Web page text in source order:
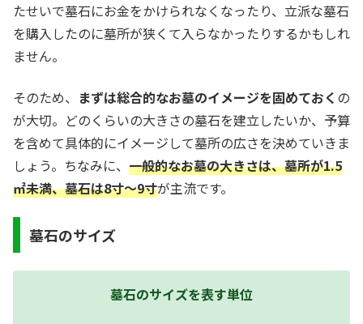
たせいで墓石にお金をかけられなくなったり、立派な墓石
を購入したのに墓所が狭くて入らなかったりするかもしれ
ません。
そのため、 まずは総合的なお墓のイメージを固めておく の
が大切。どのくらいの大きさの墓石を建立したいか、予算
を含めて具体的にイメージして墓所の広さを決めていきま
しょう。ちなみに、 一般的なお墓の大きさは、墓所が1.5
㎡未満、墓石は8寸〜9寸が主流です。
墓石のサイズ
墓石のサイズを表す単位